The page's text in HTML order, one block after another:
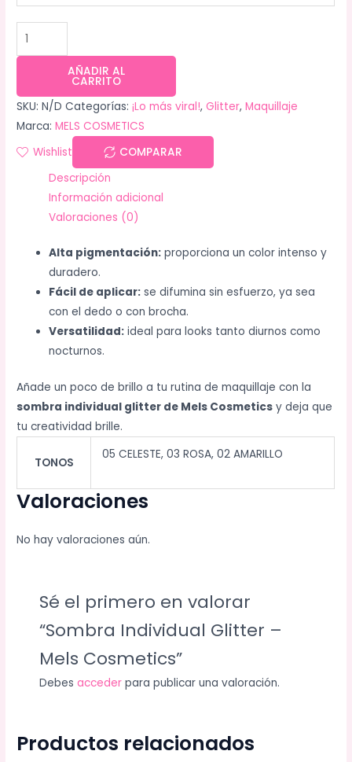
AÑADIR AL
CARRITO
SKU:N/D Categorías:¡Lo más viral!,Glitter,Maquillaje
Marca:MELS COSMETICS
Wishlist
COMPARAR
Descripción
Información adicional
Valoraciones (0)
Alta pigmentación: proporciona un color intenso y
duradero.
Fácil de aplicar: se difumina sin esfuerzo, ya sea
con el dedo o con brocha.
Versatilidad: ideal para looks tanto diurnos como
nocturnos.
Añade un poco de brillo a tu rutina de maquillaje con la
sombra individual glitter de Mels Cosmetics y deja que
tu creatividad brille.
TONOS
05 CELESTE, 03 ROSA, 02 AMARILLO
Valoraciones
No hay valoraciones aún.
Sé el primero en valorar
“Sombra Individual Glitter –
Mels Cosmetics”
Debesacceder para publicar una valoración.
Productos relacionados